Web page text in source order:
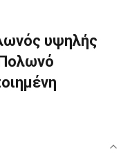
υψηλής